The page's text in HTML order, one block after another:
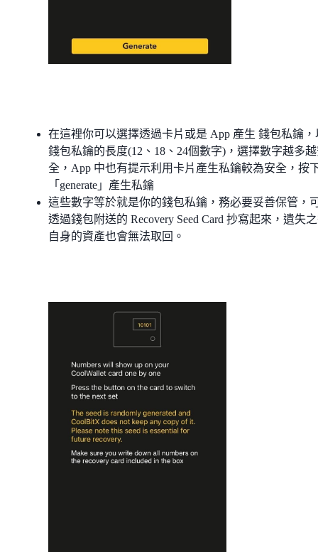
在這裡你可以選擇透過卡片或是 App 產生 錢包私鑰，
錢包私鑰的長度(12、18、24個數字)，選擇數字越多
全，App 中也有提示利用卡片產生私鑰較為安全，按
「generate」產生私鑰
這些數字等於就是你的錢包私鑰，務必要妥善保管，
透過錢包附送的 Recovery Seed Card 抄寫起來，遺失
自身的資產也會無法取回。